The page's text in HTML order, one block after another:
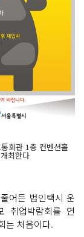
회관 1층 컨벤션홀
최한다
어든 법인택시 운
취업박람회를 연
는 처음이다.